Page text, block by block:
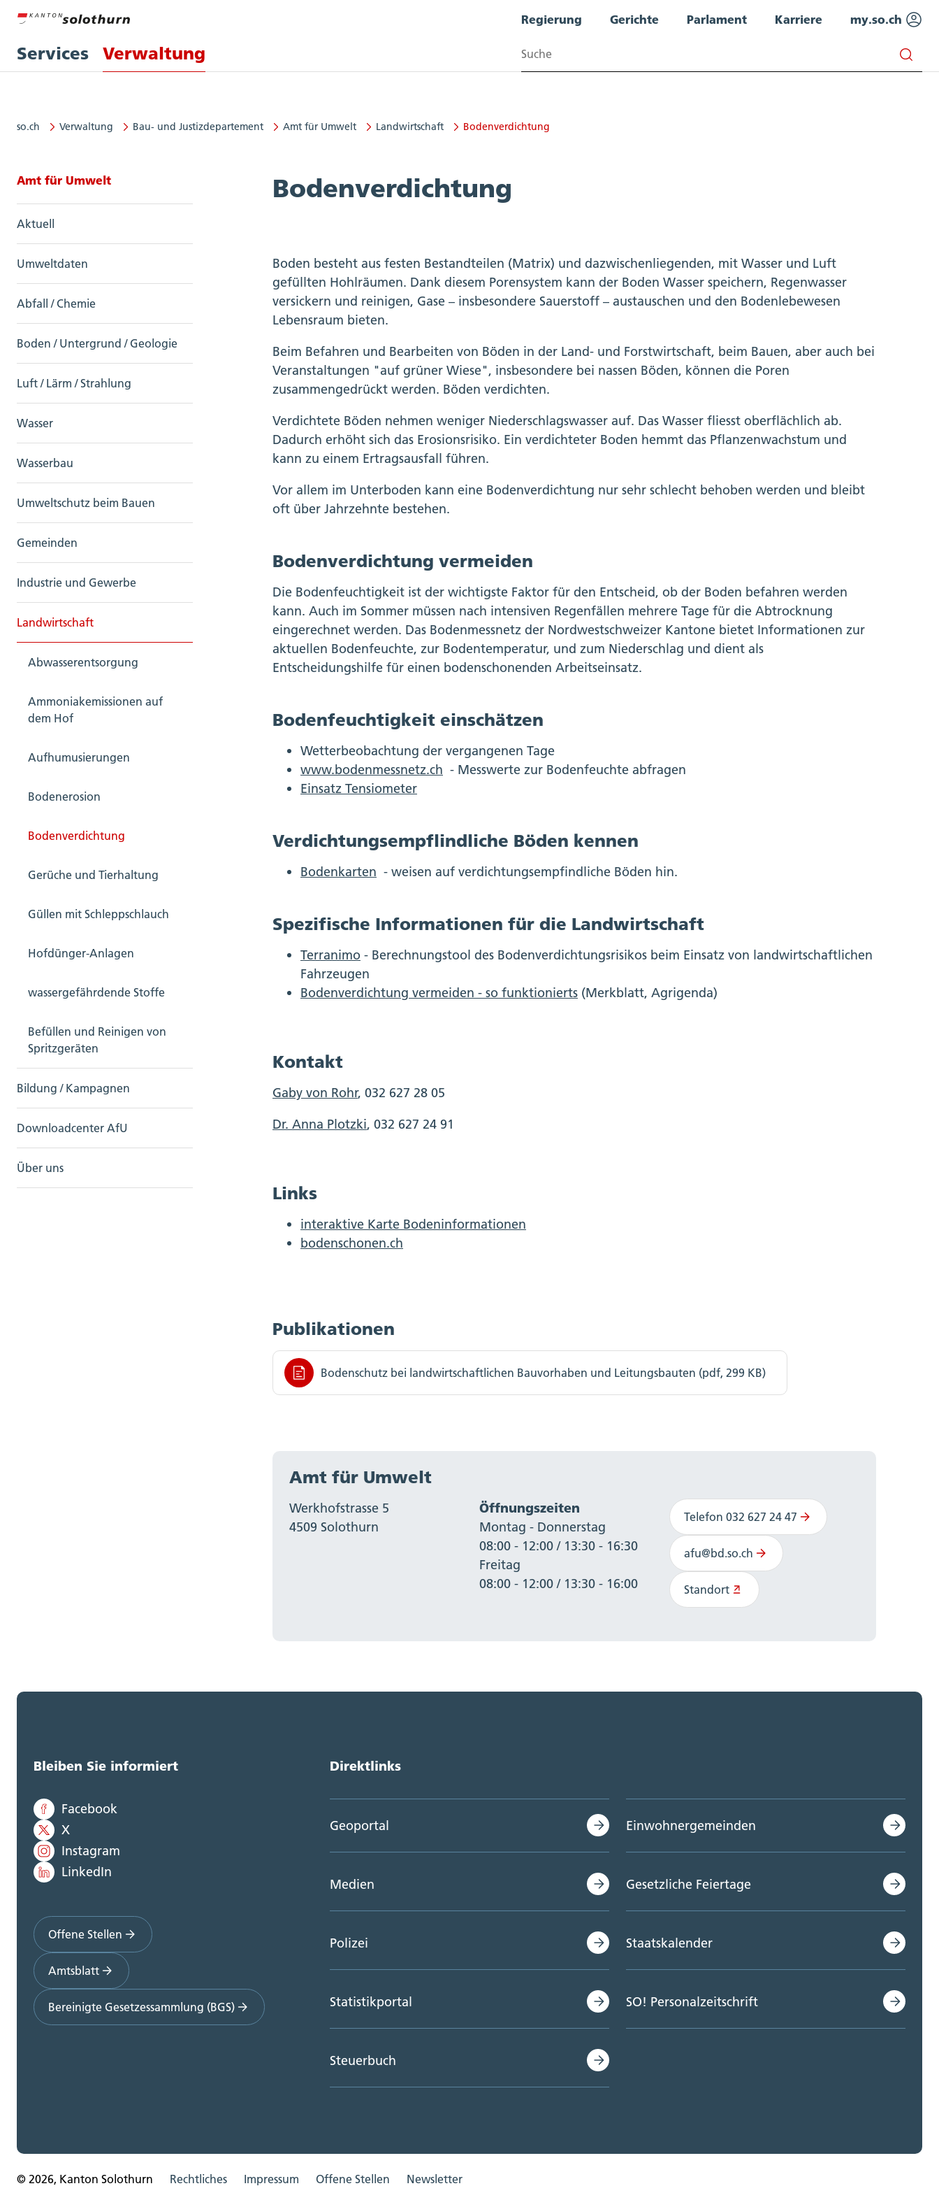
Services Verwaltung
Regierung Gerichte Parlament Karriere my.so.ch
Suchen
so.ch Verwaltung Bau- und Justizdepartement Amt für Umwelt Landwirtschaft Bodenverdichtung
Seitennavigation: Amt für Umwelt
Amt für Umwelt
Aktuell
Umweltdaten
Abfall / Chemie
Boden / Untergrund / Geologie
Luft / Lärm / Strahlung
Wasser
Wasserbau
Umweltschutz beim Bauen
Gemeinden
Industrie und Gewerbe
Landwirtschaft
Abwasserentsorgung
Ammoniakemissionen auf
dem Hof
Aufhumusierungen
Bodenerosion
Bodenverdichtung
Gerüche und Tierhaltung
Güllen mit Schleppschlauch
Hofdünger-Anlagen
wassergefährdende Stoffe
Befüllen und Reinigen von
Spritzgeräten
Bildung / Kampagnen
Downloadcenter AfU
Über uns
Bodenverdichtung
Boden besteht aus festen Bestandteilen (Matrix) und dazwischenliegenden, mit Wasser und Luft
gefüllten Hohlräumen. Dank diesem Porensystem kann der Boden Wasser speichern, Regenwasser
versickern und reinigen, Gase – insbesondere Sauerstoff – austauschen und den Bodenlebewesen
Lebensraum bieten.
Beim Befahren und Bearbeiten von Böden in der Land- und Forstwirtschaft, beim Bauen, aber auch bei
Veranstaltungen "auf grüner Wiese", insbesondere bei nassen Böden, können die Poren
zusammengedrückt werden. Böden verdichten.
Verdichtete Böden nehmen weniger Niederschlagswasser auf. Das Wasser fliesst oberflächlich ab.
Dadurch erhöht sich das Erosionsrisiko. Ein verdichteter Boden hemmt das Pflanzenwachstum und
kann zu einem Ertragsausfall führen.
Vor allem im Unterboden kann eine Bodenverdichtung nur sehr schlecht behoben werden und bleibt
oft über Jahrzehnte bestehen.
Bodenverdichtung vermeiden
Die Bodenfeuchtigkeit ist der wichtigste Faktor für den Entscheid, ob der Boden befahren werden
kann. Auch im Sommer müssen nach intensiven Regenfällen mehrere Tage für die Abtrocknung
eingerechnet werden. Das Bodenmessnetz der Nordwestschweizer Kantone bietet Informationen zur
aktuellen Bodenfeuchte, zur Bodentemperatur, und zum Niederschlag und dient als
Entscheidungshilfe für einen bodenschonenden Arbeitseinsatz.
Bodenfeuchtigkeit einschätzen
Wetterbeobachtung der vergangenen Tage
www.bodenmessnetz.ch - Messwerte zur Bodenfeuchte abfragen
Einsatz Tensiometer
Verdichtungsempflindliche Böden kennen
Bodenkarten - weisen auf verdichtungsempfindliche Böden hin.
Spezifische Informationen für die Landwirtschaft
Terranimo - Berechnungstool des Bodenverdichtungsrisikos beim Einsatz von landwirtschaftlichen
Fahrzeugen
Bodenverdichtung vermeiden - so funktionierts (Merkblatt, Agrigenda)
Kontakt
Gaby von Rohr, 032 627 28 05
Dr. Anna Plotzki, 032 627 24 91
Links
interaktive Karte Bodeninformationen
bodenschonen.ch
Publikationen
Bodenschutz bei landwirtschaftlichen Bauvorhaben und Leitungsbauten (pdf, 299 KB)
Amt für Umwelt
Werkhofstrasse 5
4509 Solothurn
Öffnungszeiten
Montag - Donnerstag
08:00 - 12:00 / 13:30 - 16:30
Freitag
08:00 - 12:00 / 13:30 - 16:00
Telefon 032 627 24 47
afu@bd.so.ch
Standort
Bleiben Sie informiert
Facebook
X
Instagram
LinkedIn
Offene Stellen
Amtsblatt
Bereinigte Gesetzessammlung (BGS)
Direktlinks
Geoportal
Medien
Polizei
Statistikportal
Steuerbuch
Einwohnergemeinden
Gesetzliche Feiertage
Staatskalender
SO! Personalzeitschrift
© 2026, Kanton Solothurn Rechtliches Impressum Offene Stellen Newsletter